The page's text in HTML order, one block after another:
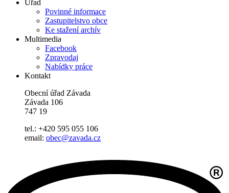
Úřad
Povinné informace
Zastupitelstvo obce
Ke stažení archív
Multimedia
Facebook
Zpravodaj
Nabídky práce
Kontakt
Obecní úřad Závada
Závada 106
747 19
tel.: +420 595 055 106
email: obec@zavada.cz